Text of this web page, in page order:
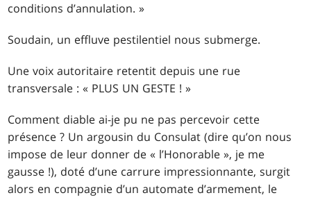
conditions d’annulation. »
Soudain, un effluve pestilentiel nous submerge.
Une voix autoritaire retentit depuis une rue
transversale : « PLUS UN GESTE ! »
Comment diable ai-je pu ne pas percevoir cette
présence ? Un argousin du Consulat (dire qu’on nous
impose de leur donner de « l’Honorable », je me
gausse !), doté d’une carrure impressionnante, surgit
alors en compagnie d’un automate d’armement, le